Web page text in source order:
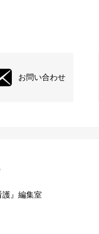
お問い合わせ
護』編集室